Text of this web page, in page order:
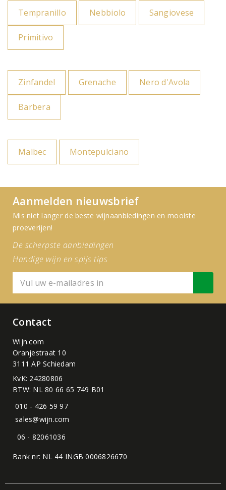
Tempranillo Nebbiolo Sangiovese
Primitivo
Zinfandel Grenache Nero d'Avola
Barbera
Malbec Montepulciano
Aanmelden nieuwsbrief
Mis niet langer de beste wijnaanbiedingen en mooiste
proeverijen!
De scherpste aanbiedingen
Handige wijn en spijs tips
Contact
Wijn.com
Oranjestraat 10
3111 AP Schiedam
KvK: 24280806
BTW: NL 80 66 65 749 B01
010 - 426 59 97
sales@wijn.com
06 - 82061036
Bank nr: NL 44 INGB 0006826670